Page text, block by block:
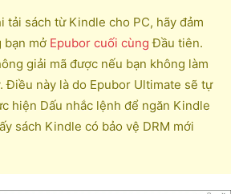
tải sách từ Kindle cho PC, hãy đảm
bạn mở Epubor cuối cùng Đầu tiên.
giải mã được nếu bạn không làm
Điều này là do Epubor Ultimate sẽ tự
hiện Dấu nhắc lệnh để ngăn Kindle
sách Kindle có bảo vệ DRM mới